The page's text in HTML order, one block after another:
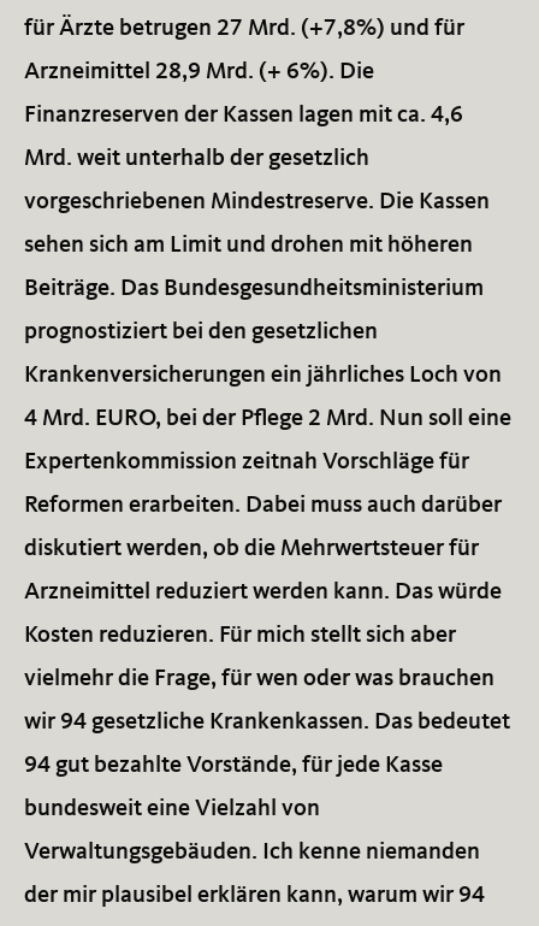
für Ärzte betrugen 27 Mrd. (+7,8%) und für
Arzneimittel 28,9 Mrd. (+ 6%). Die
Finanzreserven der Kassen lagen mit ca. 4,6
Mrd. weit unterhalb der gesetzlich
vorgeschriebenen Mindestreserve. Die Kassen
sehen sich am Limit und drohen mit höheren
Beiträge. Das Bundesgesundheitsministerium
prognostiziert bei den gesetzlichen
Krankenversicherungen ein jährliches Loch von
4 Mrd. EURO, bei der Pflege 2 Mrd. Nun soll eine
Expertenkommission zeitnah Vorschläge für
Reformen erarbeiten. Dabei muss auch darüber
diskutiert werden, ob die Mehrwertsteuer für
Arzneimittel reduziert werden kann. Das würde
Kosten reduzieren. Für mich stellt sich aber
vielmehr die Frage, für wen oder was brauchen
wir 94 gesetzliche Krankenkassen. Das bedeutet
94 gut bezahlte Vorstände, für jede Kasse
bundesweit eine Vielzahl von
Verwaltungsgebäuden. Ich kenne niemanden
der mir plausibel erklären kann, warum wir 94